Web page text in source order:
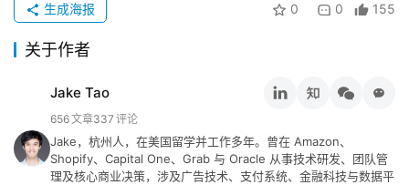
关
于
0 0 155
生成海报
关于作者
Jake Tao
656文章337 评论
Jake，杭州人，在美国留学并工作多年。曾在 Amazon、
Shopify、Capital One、Grab 与 Oracle 从事技术研发、团队管
理及核心商业决策，涉及广告技术、支付系统、金融科技与数据平